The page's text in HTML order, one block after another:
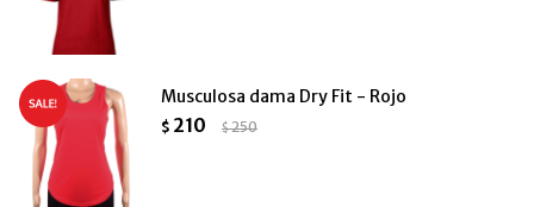
Musculosa dama Dry Fit - Rojo
$ 210 $250